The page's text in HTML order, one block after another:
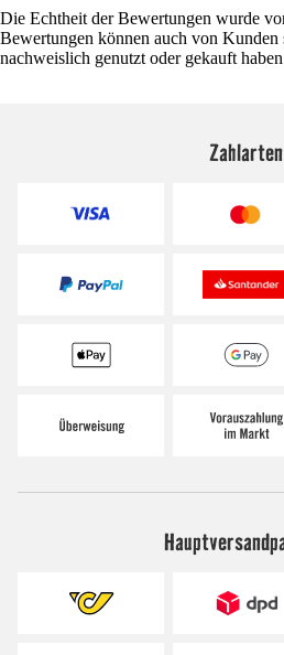
Die Echtheit der Bewertungen wurde
Bewertungen können auch von Kunden
nachweislich genutzt oder gekauft
Zahlarten